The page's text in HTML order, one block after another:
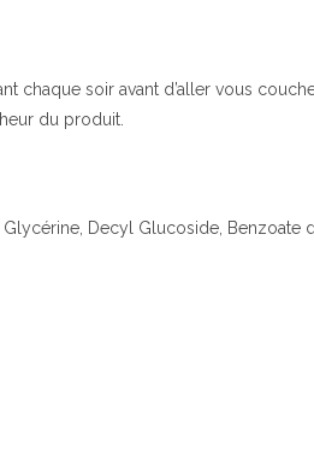
chaque soir avant d’aller vous
du produit.
Glycérine, Decyl Glucoside, Benzoate